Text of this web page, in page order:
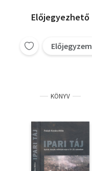
Előjegyezhető
Előjegyzem
KÖNYV